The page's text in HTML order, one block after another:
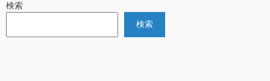
検索
検索